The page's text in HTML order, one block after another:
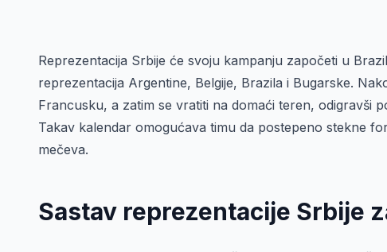
Reprezentacija Srbije će svoju kampanju započeti u
reprezentacija Argentine, Belgije, Brazila i Bugarske.
Francusku, a zatim se vratiti na domaći teren, odigravši
Takav kalendar omogućava timu da postepeno stekne
mečeva.
Sastav reprezentacije Srbije